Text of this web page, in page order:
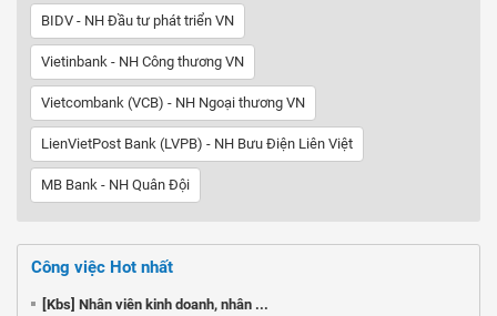
BIDV - NH Đầu tư phát triển VN
Vietinbank - NH Công thương VN
Vietcombank (VCB) - NH Ngoại thương VN
LienVietPost Bank (LVPB) - NH Bưu Điện Liên Việt
MB Bank - NH Quân Đội
Công việc Hot nhất
[Kbs] Nhân viên kinh doanh, nhân ...